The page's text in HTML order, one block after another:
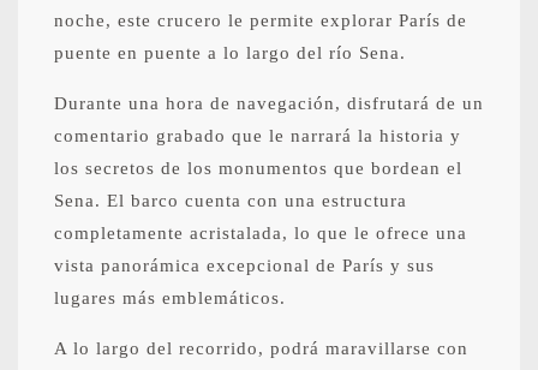
noche, este crucero le permite explorar París de
puente en puente a lo largo del río Sena.
Durante una hora de navegación, disfrutará de un
comentario grabado que le narrará la historia y
los secretos de los monumentos que bordean el
Sena. El barco cuenta con una estructura
completamente acristalada, lo que le ofrece una
vista panorámica excepcional de París y sus
lugares más emblemáticos.
A lo largo del recorrido, podrá maravillarse con